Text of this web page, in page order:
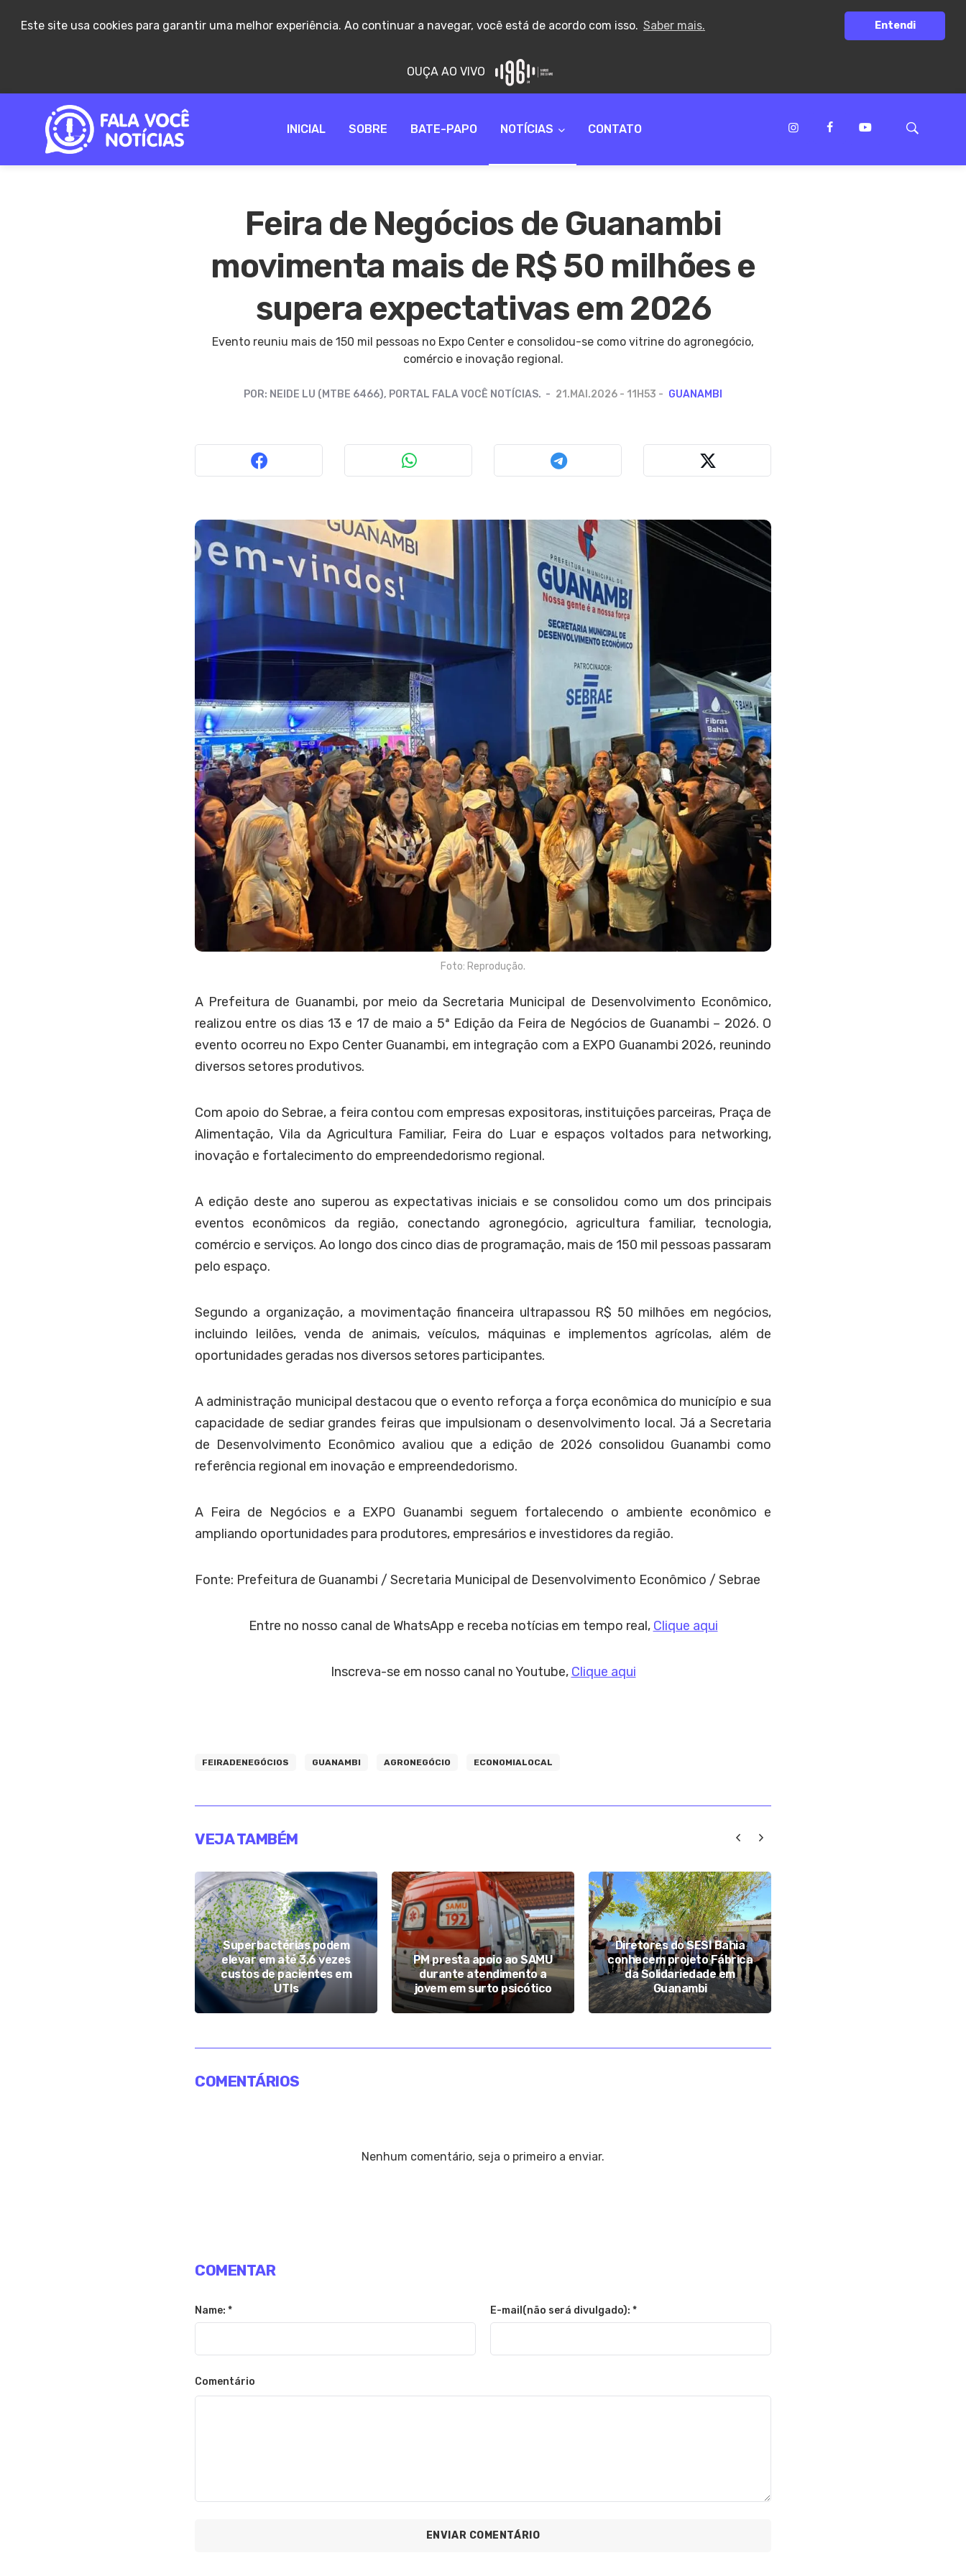
Este site usa cookies para garantir uma melhor experiência. Ao continuar a navegar, você está de acordo com isso. Saber mais. Entendi
OUÇA AO VIVO
INICIAL SOBRE BATE-PAPO NOTÍCIAS CONTATO
Feira de Negócios de Guanambi
movimenta mais de R$ 50 milhões e
supera expectativas em 2026
Evento reuniu mais de 150 mil pessoas no Expo Center e consolidou-se como vitrine do agronegócio,
comércio e inovação regional.
POR: NEIDE LU (MTBE 6466), PORTAL FALA VOCÊ NOTÍCIAS. 21.MAI.2026 - 11H53 GUANAMBI
Foto: Reprodução.
A Prefeitura de Guanambi, por meio da Secretaria Municipal de Desenvolvimento Econômico,
realizou entre os dias 13 e 17 de maio a 5ª Edição da Feira de Negócios de Guanambi – 2026. O
evento ocorreu no Expo Center Guanambi, em integração com a EXPO Guanambi 2026, reunindo
diversos setores produtivos.
Com apoio do Sebrae, a feira contou com empresas expositoras, instituições parceiras, Praça de
Alimentação, Vila da Agricultura Familiar, Feira do Luar e espaços voltados para networking,
inovação e fortalecimento do empreendedorismo regional.
A edição deste ano superou as expectativas iniciais e se consolidou como um dos principais
eventos econômicos da região, conectando agronegócio, agricultura familiar, tecnologia,
comércio e serviços. Ao longo dos cinco dias de programação, mais de 150 mil pessoas passaram
pelo espaço.
Segundo a organização, a movimentação financeira ultrapassou R$ 50 milhões em negócios,
incluindo leilões, venda de animais, veículos, máquinas e implementos agrícolas, além de
oportunidades geradas nos diversos setores participantes.
A administração municipal destacou que o evento reforça a força econômica do município e sua
capacidade de sediar grandes feiras que impulsionam o desenvolvimento local. Já a Secretaria
de Desenvolvimento Econômico avaliou que a edição de 2026 consolidou Guanambi como
referência regional em inovação e empreendedorismo.
A Feira de Negócios e a EXPO Guanambi seguem fortalecendo o ambiente econômico e
ampliando oportunidades para produtores, empresários e investidores da região.
Fonte: Prefeitura de Guanambi / Secretaria Municipal de Desenvolvimento Econômico / Sebrae
Entre no nosso canal de WhatsApp e receba notícias em tempo real, Clique aqui
Inscreva-se em nosso canal no Youtube, Clique aqui
FEIRADENEGÓCIOS GUANAMBI AGRONEGÓCIO ECONOMIALOCAL
VEJA TAMBÉM
Superbactérias podem
elevar em até 3,6 vezes
custos de pacientes em
UTIs
PM presta apoio ao SAMU
durante atendimento a
jovem em surto psicótico
Diretores do SESI Bahia
conhecem projeto Fábrica
da Solidariedade em
Guanambi
COMENTÁRIOS
Nenhum comentário, seja o primeiro a enviar.
COMENTAR
Name: * E-mail(não será divulgado): *
Comentário